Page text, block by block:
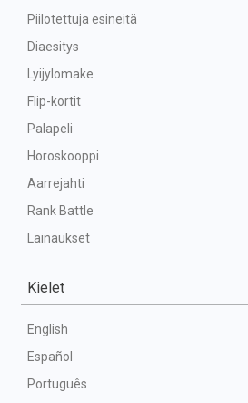
Piilotettuja esineitä
Diaesitys
Lyijylomake
Flip-kortit
Palapeli
Horoskooppi
Aarrejahti
Rank Battle
Lainaukset
Kielet
English
Español
Português